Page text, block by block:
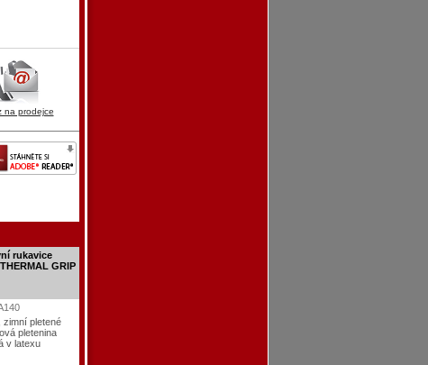
na prodejce
rukavice
GRIP
, zimní pletené
pletenina
v latexu